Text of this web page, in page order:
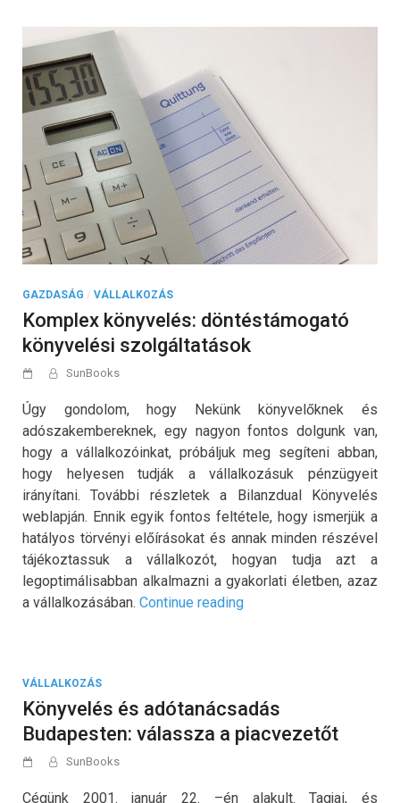
havidíjas
keresőoptimalizálás
konstrukciónak?”
GAZDASÁG / VÁLLALKOZÁS
Komplex könyvelés: döntéstámogató
könyvelési szolgáltatások
SunBooks
Úgy gondolom, hogy Nekünk könyvelőknek és
adószakembereknek, egy nagyon fontos dolgunk van,
hogy a vállalkozóinkat, próbáljuk meg segíteni abban,
hogy helyesen tudják a vállalkozásuk pénzügyeit
irányítani. További részletek a Bilanzdual Könyvelés
weblapján. Ennik egyik fontos feltétele, hogy ismerjük a
hatályos törvényi előírásokat és annak minden részével
tájékoztassuk a vállalkozót, hogyan tudja azt a
legoptimálisabban alkalmazni a gyakorlati életben, azaz
a vállalkozásában. Continue reading„Komplex
VÁLLALKOZÁS
Könyvelés és adótanácsadás
Budapesten: válassza a piacvezetőt
SunBooks
Cégünk 2001. január 22. –én alakult. Tagjai, és